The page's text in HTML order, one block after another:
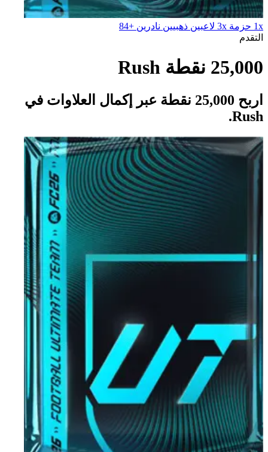
1x حزمة 3x لاعبين ذهبيين نادرين +84
التقدم
25,000 نقطة Rush
اربح 25,000 نقطة عبر إكمال العلاوات في
Rush.